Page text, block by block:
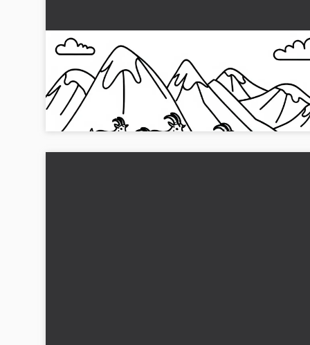
En gruppe gede går på en bjergevej: Enkel
farvelægningsskabelon (Gratis)
Design dette flotte malebillede med geder på bjergvejen.
Download det gratis og gå i gang med det samme!...